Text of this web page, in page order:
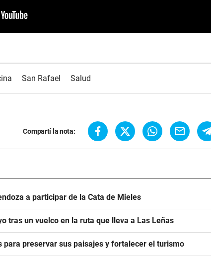
San Rafael Salud
Compartí la nota:
a participar de la Cata de Mieles
tras un vuelco en la ruta que lleva a Las Leñas
para preservar sus paisajes y fortalecer el turismo